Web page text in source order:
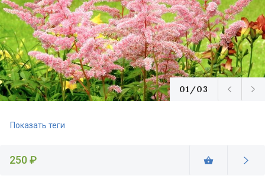
01/03
Показать теги
250 ₽